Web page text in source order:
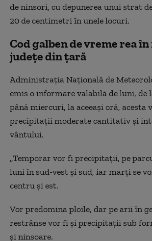
de ninsori, cu depunerea unui strat
20 de centimetri în unele locuri.
Cod galben de vreme rea
județe din țară
Administraţia Naţională de
emis o informare valabilă de luni, de
până miercuri, la aceeaşi oră, acesta
precipitaţii moderate cantitativ şi
vântului.
„Temporar vor fi precipitaţii, pe
luni în sud-vest şi sud, iar marţi se
centru şi est.
Vor predomina ploile, dar pe arii în
restrânse vor fi şi precipitaţii sub
şi ninsoare.